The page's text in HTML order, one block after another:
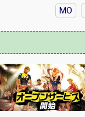
MO